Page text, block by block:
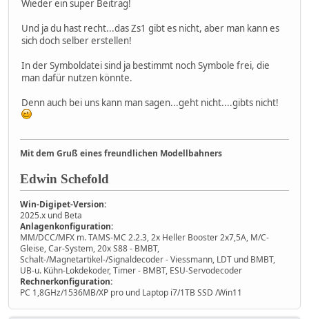
Wieder ein super Beitrag!
Und ja du hast recht...das Zs1 gibt es nicht, aber man kann es
sich doch selber erstellen!
In der Symboldatei sind ja bestimmt noch Symbole frei, die
man dafür nutzen könnte.
Denn auch bei uns kann man sagen...geht nicht....gibts nicht!
Mit dem Gruß eines freundlichen Modellbahners
Edwin Schefold
Win-Digipet-Version:
2025.x und Beta
Anlagenkonfiguration:
MM/DCC/MFX m. TAMS-MC 2.2.3, 2x Heller Booster 2x7,5A, M/C-
Gleise, Car-System, 20x S88 - BMBT,
Schalt-/Magnetartikel-/Signaldecoder - Viessmann, LDT und BMBT,
UB-u. Kühn-Lokdekoder, Timer - BMBT, ESU-Servodecoder
Rechnerkonfiguration:
PC 1,8GHz/1536MB/XP pro und Laptop i7/1TB SSD /Win11